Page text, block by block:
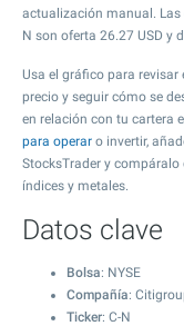
actualización manual. Las
N son oferta 26.27 USD y
Usa el gráfico para
precio y seguir cómo se
en relación con tu cartera
para operar o invertir,
StocksTrader y
índices y metales.
Datos clave
Bolsa: NYSE
Compañía:
Ticker: C-N